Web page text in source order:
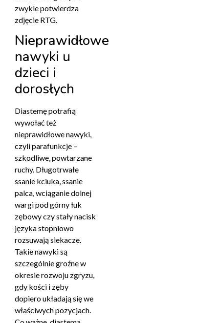
zwykle potwierdza
zdjęcie RTG.
Nieprawidłowe
nawyki u
dzieci i
dorosłych
Diastemę potrafią
wywołać też
nieprawidłowe nawyki,
czyli parafunkcje –
szkodliwe, powtarzane
ruchy. Długotrwałe
ssanie kciuka, ssanie
palca, wciąganie dolnej
wargi pod górny łuk
zębowy czy stały nacisk
języka stopniowo
rozsuwają siekacze.
Takie nawyki są
szczególnie groźne w
okresie rozwoju zgryzu,
gdy kości i zęby
dopiero układają się we
właściwych pozycjach.